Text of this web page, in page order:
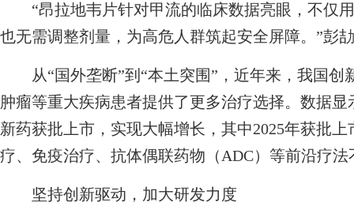
“昂拉地韦片针对甲流的临床数据亮眼，不仅
也无需调整剂量，为高危人群筑起安全屏障。”彭
从“国外垄断”到“本土突围”，近年来，我国创
肿瘤等重大疾病患者提供了更多治疗选择。数据
新药获批上市，实现大幅增长，其中2025年获批
疗、免疫治疗、抗体偶联药物（ADC）等前沿疗法
坚持创新驱动，加大研发力度